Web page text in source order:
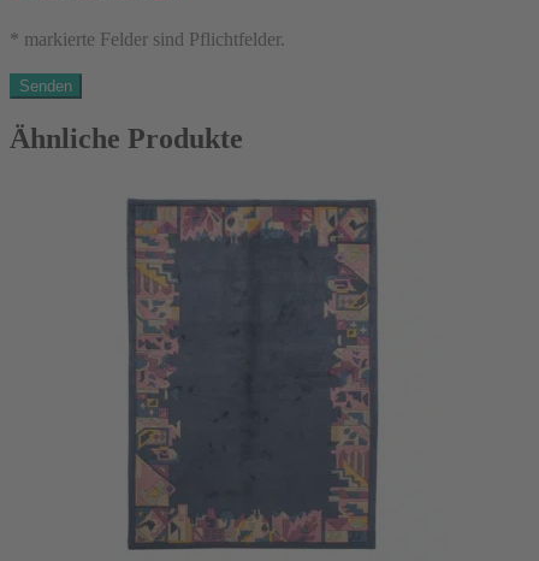
* markierte Felder sind Pflichtfelder.
Ähnliche Produkte